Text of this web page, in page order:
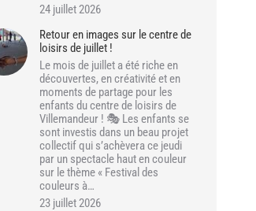
24 juillet 2026
Retour en images sur le centre de
loisirs de juillet !
Le mois de juillet a été riche en
découvertes, en créativité et en
moments de partage pour les
enfants du centre de loisirs de
Villemandeur ! 🎭 Les enfants se
sont investis dans un beau projet
collectif qui s’achèvera ce jeudi
par un spectacle haut en couleur
sur le thème « Festival des
couleurs à…
23 juillet 2026